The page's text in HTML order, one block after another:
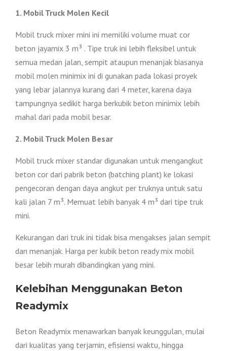
1. Mobil Truck Molen Kecil
Mobil truck mixer mini ini memiliki volume muat cor
beton jayamix 3 m³ . Tipe truk ini lebih fleksibel untuk
semua medan jalan, sempit ataupun menanjak biasanya
mobil molen minimix ini di gunakan pada lokasi proyek
yang lebar jalannya kurang dari 4 meter, karena daya
tampungnya sedikit harga berkubik beton minimix lebih
mahal dari pada mobil besar.
2. Mobil Truck Molen Besar
Mobil truck mixer standar digunakan untuk mengangkut
beton cor dari pabrik beton (batching plant) ke lokasi
pengecoran dengan daya angkut per truknya untuk satu
kali jalan 7 m³. Memuat lebih banyak 4 m³ dari tipe truk
mini.
Kekurangan dari truk ini tidak bisa mengakses jalan sempit
dan menanjak. Harga per kubik beton ready mix mobil
besar lebih murah dibandingkan yang mini.
Kelebihan Menggunakan Beton
Readymix
Beton Readymix menawarkan banyak keunggulan, mulai
dari kualitas yang terjamin, efisiensi waktu, hingga